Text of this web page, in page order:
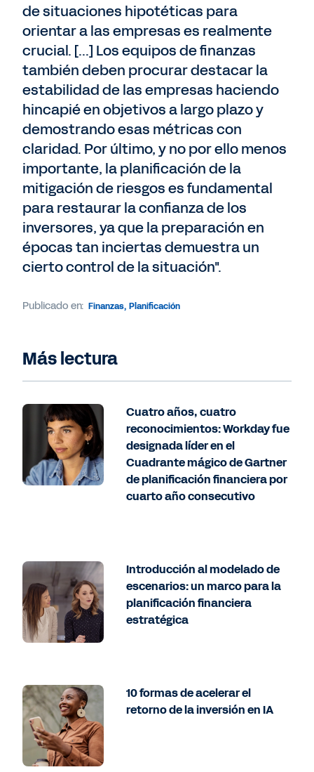
de situaciones hipotéticas para
orientar a las empresas es realmente
crucial. [...] Los equipos de finanzas
también deben procurar destacar la
estabilidad de las empresas haciendo
hincapié en objetivos a largo plazo y
demostrando esas métricas con
claridad. Por último, y no por ello menos
importante, la planificación de la
mitigación de riesgos es fundamental
para restaurar la confianza de los
inversores, ya que la preparación en
épocas tan inciertas demuestra un
cierto control de la situación".
Publicado en: Finanzas, Planificación
Más lectura
Cuatro años, cuatro
reconocimientos: Workday fue
designada líder en el
Cuadrante mágico de Gartner
de planificación financiera por
cuarto año consecutivo
Introducción al modelado de
escenarios: un marco para la
planificación financiera
estratégica
10 formas de acelerar el
retorno de la inversión en IA